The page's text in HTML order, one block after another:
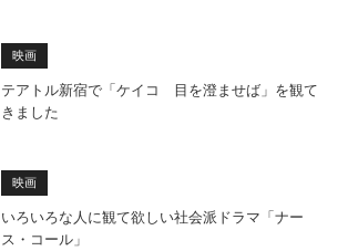
映画
テアトル新宿で「ケイコ 目を澄ませば」を観て
きました
映画
いろいろな人に観て欲しい社会派ドラマ「ナー
ス・コール」